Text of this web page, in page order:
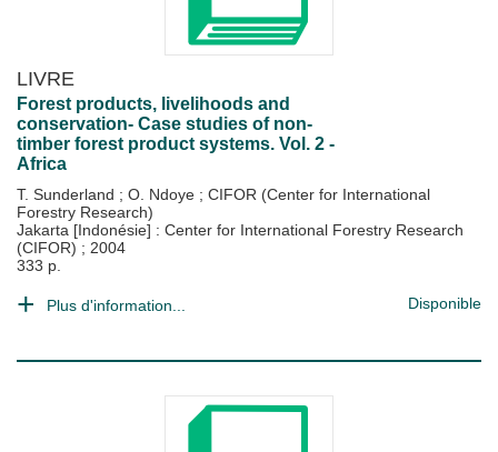
LIVRE
Forest products, livelihoods and
conservation- Case studies of non-
timber forest product systems. Vol. 2 -
Africa
T. Sunderland ; O. Ndoye ; CIFOR (Center for International
Forestry Research)
Jakarta [Indonésie] : Center for International Forestry Research
(CIFOR) ; 2004
333 p.
Plus d'information... Disponible